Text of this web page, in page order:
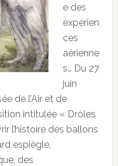
e des
expérien
ces
aérienne
s… Du 27
juin
de l’Air et de
intitulée « Drôles
l’histoire des ballons
espiègle,
des